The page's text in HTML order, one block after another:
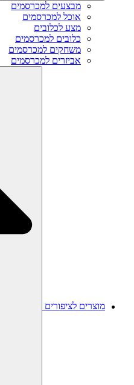
מבצעים למכרסמים
אוכל למכרסמים
מצע לכלובים
כלובים למכרסמים
משחקים למכרסמים
אביזרים למכרסמים
מוצרים לציפורים